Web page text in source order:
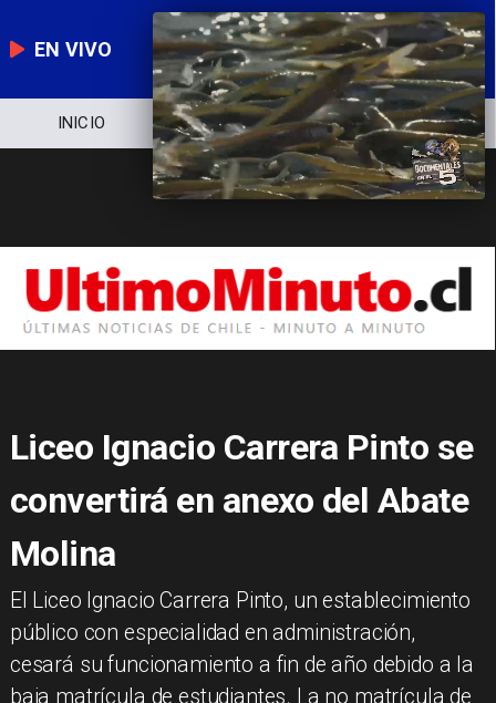
EN VIVO
NOTICIERO POLÍTICA ECONOMÍA
Liceo Ignacio Carrera Pinto se
convertirá en anexo del Abate
Molina
El Liceo Ignacio Carrera Pinto, un establecimiento
público con especialidad en administración,
cesará su funcionamiento a fin de año debido a la
baja matrícula de estudiantes. La no matrícula de